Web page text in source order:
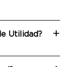
Utilidad?